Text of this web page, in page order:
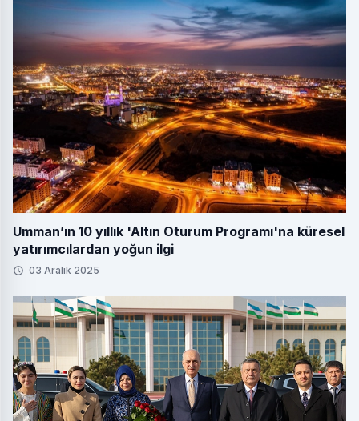
Umman’ın 10 yıllık 'Altın Oturum Programı'na küresel
yatırımcılardan yoğun ilgi
03 Aralık 2025